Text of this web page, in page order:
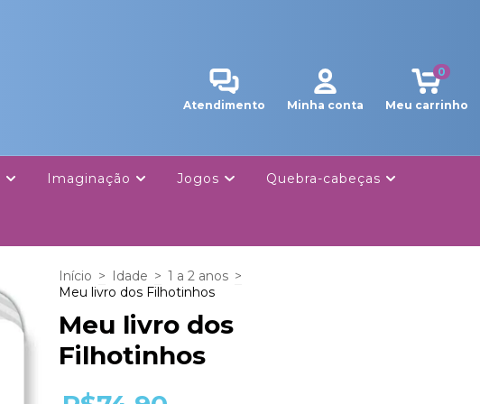
Atendimento Minha conta Meu carrinho
0
Imaginação Jogos Quebra-cabeças
Início > Idade > 1 a 2 anos >
Meu livro dos Filhotinhos
Meu livro dos
Filhotinhos